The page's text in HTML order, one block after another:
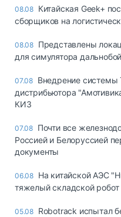
08.08 Китайская Geek+
сборщиков на
08.08 Представлены
для симулятора
07.08 Внедрение системы
дистрибьютора
КИЗ
07.08 Почти все
Россией и Белоруссией
документы
06.08 На китайской АЭС
тяжелый складской робот
05.08 Robotrack испытал